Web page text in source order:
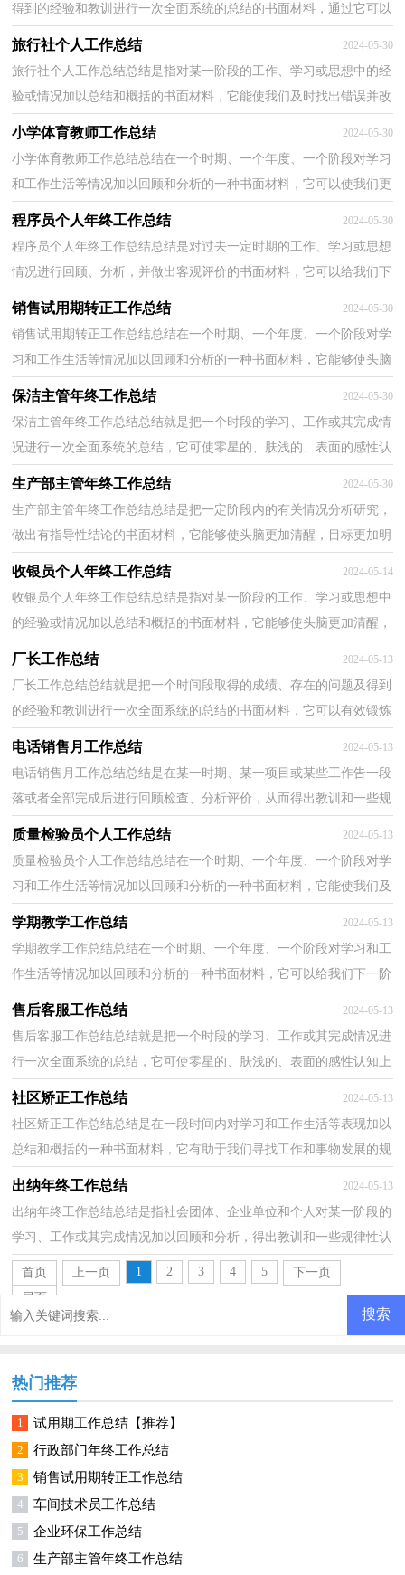
得到的经验和教训进行一次全面系统的总结的书面材料，通过它可以
旅行社个人工作总结 2024-05-30
旅行社个人工作总结总结是指对某一阶段的工作、学习或思想中的经
验或情况加以总结和概括的书面材料，它能使我们及时找出错误并改
正，因此好好准备一份总结吧。但是总结有什么要...
小学体育教师工作总结 2024-05-30
小学体育教师工作总结总结在一个时期、一个年度、一个阶段对学习
和工作生活等情况加以回顾和分析的一种书面材料，它可以使我们更
程序员个人年终工作总结 2024-05-30
程序员个人年终工作总结总结是对过去一定时期的工作、学习或思想
情况进行回顾、分析，并做出客观评价的书面材料，它可以给我们下
销售试用期转正工作总结 2024-05-30
销售试用期转正工作总结总结在一个时期、一个年度、一个阶段对学
习和工作生活等情况加以回顾和分析的一种书面材料，它能够使头脑
更加清醒，目标更加明确，我想我们需要写一份总结...
保洁主管年终工作总结 2024-05-30
保洁主管年终工作总结总结就是把一个时段的学习、工作或其完成情
况进行一次全面系统的总结，它可使零星的、肤浅的、表面的感性认
知上升到全面的、系统的、本质的理性认识上来...
生产部主管年终工作总结 2024-05-30
生产部主管年终工作总结总结是把一定阶段内的有关情况分析研究，
做出有指导性结论的书面材料，它能够使头脑更加清醒，目标更加明
收银员个人年终工作总结 2024-05-14
收银员个人年终工作总结总结是指对某一阶段的工作、学习或思想中
的经验或情况加以总结和概括的书面材料，它能够使头脑更加清醒，
厂长工作总结 2024-05-13
厂长工作总结总结就是把一个时间段取得的成绩、存在的问题及得到
的经验和教训进行一次全面系统的总结的书面材料，它可以有效锻炼
电话销售月工作总结 2024-05-13
电话销售月工作总结总结是在某一时期、某一项目或某些工作告一段
落或者全部完成后进行回顾检查、分析评价，从而得出教训和一些规
质量检验员个人工作总结 2024-05-13
质量检验员个人工作总结总结在一个时期、一个年度、一个阶段对学
习和工作生活等情况加以回顾和分析的一种书面材料，它能使我们及
学期教学工作总结 2024-05-13
学期教学工作总结总结在一个时期、一个年度、一个阶段对学习和工
作生活等情况加以回顾和分析的一种书面材料，它可以给我们下一阶
段的学习和工作生活做指导，因此，让我们写一份总...
售后客服工作总结 2024-05-13
售后客服工作总结总结就是把一个时段的学习、工作或其完成情况进
行一次全面系统的总结，它可使零星的、肤浅的、表面的感性认知上
社区矫正工作总结 2024-05-13
社区矫正工作总结总结是在一段时间内对学习和工作生活等表现加以
总结和概括的一种书面材料，它有助于我们寻找工作和事物发展的规
出纳年终工作总结 2024-05-13
出纳年终工作总结总结是指社会团体、企业单位和个人对某一阶段的
学习、工作或其完成情况加以回顾和分析，得出教训和一些规律性认
识的一种书面材料，它能够使头脑更加清醒，目标更...
首页 上一页 1 2 3 4 5
下一页
尾页
热门推荐
1 试用期工作总结【推荐】
2 行政部门年终工作总结
3 销售试用期转正工作总结
4 车间技术员工作总结
5 企业环保工作总结
6 生产部主管年终工作总结